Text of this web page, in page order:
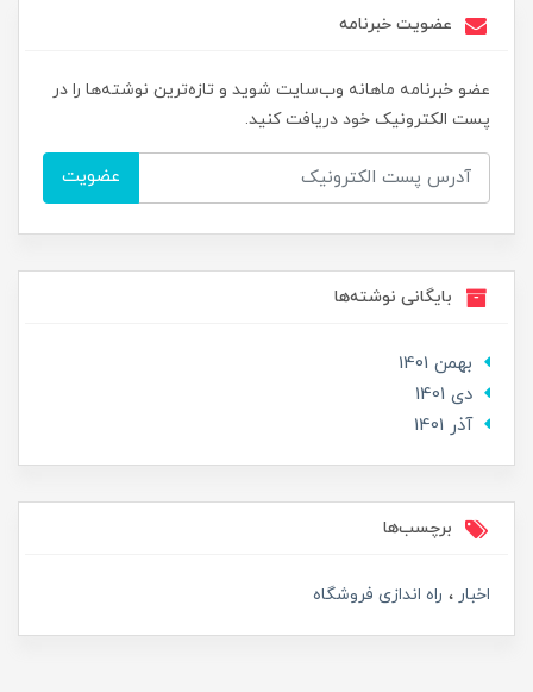
عضویت خبرنامه
عضو خبرنامه ماهانه وب‌سایت شوید و تازه‌ترین نوشته‌ها را در
پست الکترونیک خود دریافت کنید.
عضویت
بایگانی نوشته‌ها
بهمن 1401
دی 1401
آذر 1401
برچسب‌ها
اخبار راه اندازی فروشگاه